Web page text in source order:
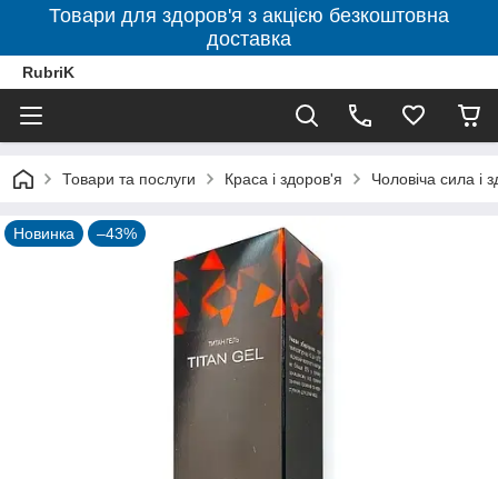
Товари для здоров'я з акцією безкоштовна
доставка
RubriK
Товари та послуги Краса і здоров'я Чоловіча сила і
Новинка –43%